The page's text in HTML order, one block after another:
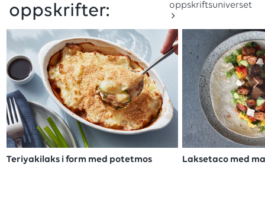
oppskrifter:
oppskriftsuniverset
Teriyakilaks i form med potetmos Laksetaco med